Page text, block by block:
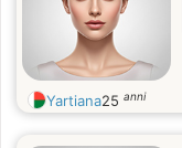
Yartiana25 anni